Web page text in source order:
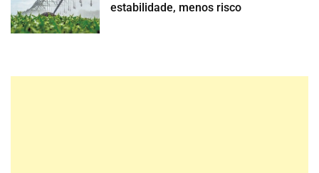
estabilidade, menos risco